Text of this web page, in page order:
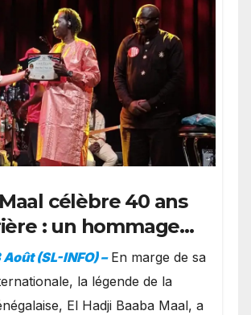
célèbre 40 ans
: un hommage
à Oslo en
de la famille
(SL-INFO) – ​En marge de sa
la légende de la
El Hadji Baaba Maal, a